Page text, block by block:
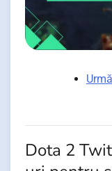
Dota 2